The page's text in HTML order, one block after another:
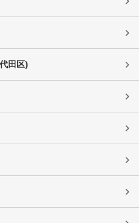
田区)